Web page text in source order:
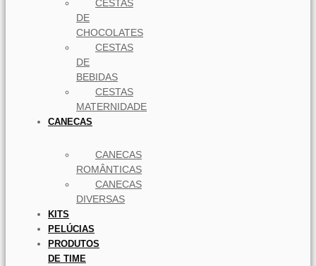
CESTAS
DE
CHOCOLATES
CESTAS
DE
BEBIDAS
CESTAS
MATERNIDADE
CANECAS
CANECAS
ROMÂNTICAS
CANECAS
DIVERSAS
KITS
PELÚCIAS
PRODUTOS
DE TIME